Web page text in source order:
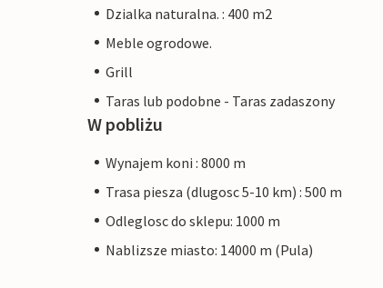
Dzialka naturalna. : 400 m2
Meble ogrodowe.
Grill
Taras lub podobne - Taras zadaszony
W pobliżu
Wynajem koni : 8000 m
Trasa piesza (dlugosc 5-10 km) : 500 m
Odleglosc do sklepu: 1000 m
Nablizsze miasto: 14000 m (Pula)